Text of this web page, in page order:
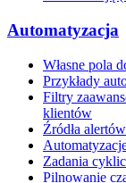
Automatyzacja
Własne pola
Przykłady
Filtry
klientów
Źródła
Zadania
Pilnowanie